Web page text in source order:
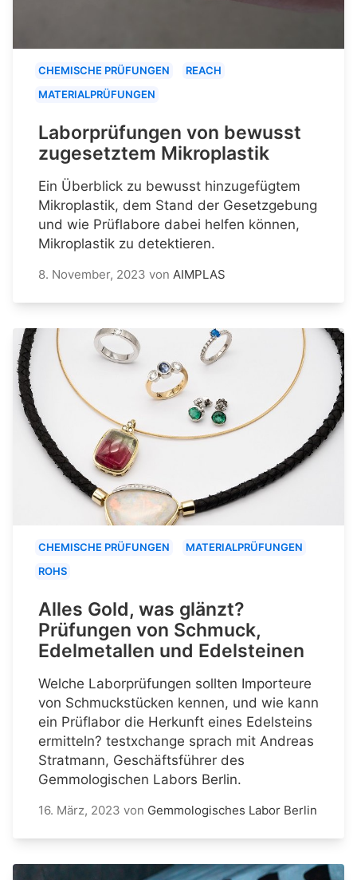
CHEMISCHE PRÜFUNGEN
REACH
MATERIALPRÜFUNGEN
Laborprüfungen von bewusst
zugesetztem Mikroplastik
Ein Überblick zu bewusst hinzugefügtem
Mikroplastik, dem Stand der Gesetzgebung
und wie Prüflabore dabei helfen können,
Mikroplastik zu detektieren.
8. November, 2023 von AIMPLAS
CHEMISCHE PRÜFUNGEN
MATERIALPRÜFUNGEN
ROHS
Alles Gold, was glänzt?
Prüfungen von Schmuck,
Edelmetallen und Edelsteinen
Welche Laborprüfungen sollten Importeure
von Schmuckstücken kennen, und wie kann
ein Prüflabor die Herkunft eines Edelsteins
ermitteln? testxchange sprach mit Andreas
Stratmann, Geschäftsführer des
Gemmologischen Labors Berlin.
16. März, 2023 von Gemmologisches Labor Berlin